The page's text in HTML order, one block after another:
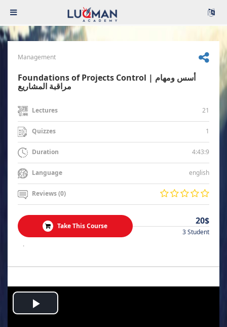
Management
Foundations of Projects Control | أسس ومهام
مراقبة المشاريع
Lectures 21
Quizzes 1
Duration 4:43:9
Language english
Reviews (0)
Take This Course 20$
3 Student
.
Play